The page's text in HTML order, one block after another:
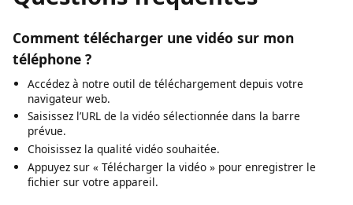
and downloading publicly available videos where
Questions fréquentes
Comment télécharger une vidéo sur mon